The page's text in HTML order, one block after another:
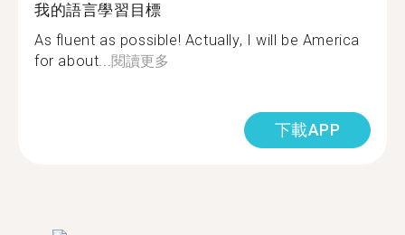
我的語言學習目標
As fluent as possible! Actually, I will be America
for about...閱讀更多
下載APP